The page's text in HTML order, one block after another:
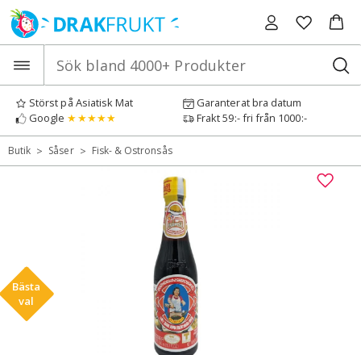
Hoppa
till
innehåll
Störst på Asiatisk Mat
Garanterat bra datum
Google ★★★★★ Frakt 59:- fri från 1000:-
Butik > Såser > Fisk- & Ostronsås
Bästa
val